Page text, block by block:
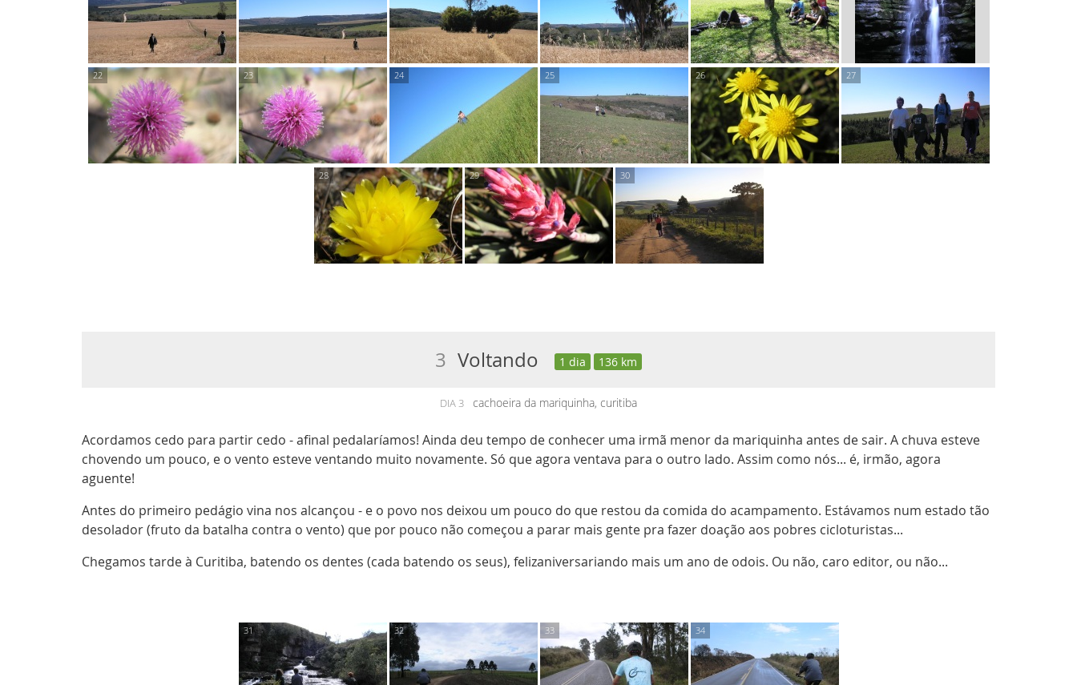
3 Voltando 1 dia 136 km
DIA 3 cachoeira da mariquinha, curitiba
Acordamos cedo para partir cedo - afinal pedalaríamos! Ainda deu tempo de conhecer uma irmã menor da mariquinha antes de sair. A chuva esteve
chovendo um pouco, e o vento esteve ventando muito novamente. Só que agora ventava para o outro lado. Assim como nós... é, irmão, agora
aguente!
Antes do primeiro pedágio vina nos alcançou - e o povo nos deixou um pouco do que restou da comida do acampamento. Estávamos num estado tão
desolador (fruto da batalha contra o vento) que por pouco não começou a parar mais gente pra fazer doação aos pobres cicloturistas...
Chegamos tarde à Curitiba, batendo os dentes (cada batendo os seus), felizaniversariando mais um ano de odois. Ou não, caro editor, ou não...